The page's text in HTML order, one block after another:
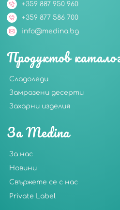
За Medina
За нас
Новини
Свържете се с нас
Private Label
Продуктов
Сладоледи
Замразени десерти
Захарни изделия
+359 887 950 960
+359 877 586 700
info@medina.bg